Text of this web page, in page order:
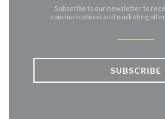
Subscribe to our newsletter to
communications and marketing
SUBSCRIBE